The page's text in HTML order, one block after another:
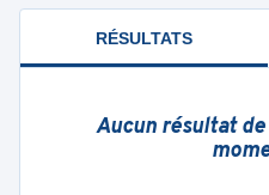
RÉSULTATS
Aucun résultat